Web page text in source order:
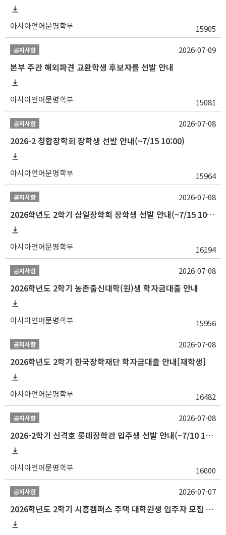
아시아언어문명학부 15905
공지사항
본부 주관 해외파견 교환학생 후보자를 선발 안내
아시아언어문명학부 15081
2026-07-09
공지사항
2026-2 청합장학회 장학생 선발 안내(~7/15 10:00)
아시아언어문명학부 15964
2026-07-08
공지사항
2026학년도 2학기 삼일장학회 장학생 선발 안내(~7/15 10:00)
아시아언어문명학부 16194
2026-07-08
공지사항
2026학년도 2학기 농촌출신대학(원)생 학자금대출 안내
아시아언어문명학부 15956
2026-07-08
공지사항
2026학년도 2학기 한국장학재단 학자금대출 안내[재학생]
아시아언어문명학부 16482
2026-07-08
공지사항
2026-2학기 신격호 롯데장학관 입주생 선발 안내(~7/10 10:00)
아시아언어문명학부 16000
2026-07-08
공지사항
2026학년도 2학기 시흥캠퍼스 주택 대학원생 입주자 모집 안내
2026-07-07